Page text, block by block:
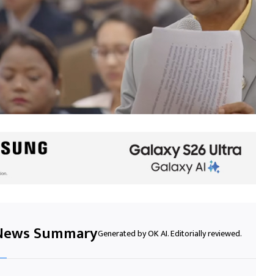
SummaryGenerated by OK AI. Editorially reviewed.